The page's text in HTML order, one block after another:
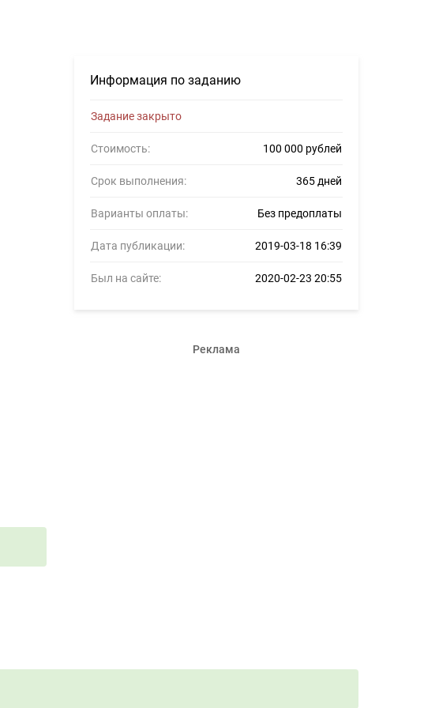
Информация по заданию
Задание закрыто
Стоимость: 100 000 рублей
Срок выполнения: 365 дней
Варианты оплаты: Без предоплаты
Дата публикации: 2019-03-18 16:39
Был на сайте: 2020-02-23 20:55
Реклама